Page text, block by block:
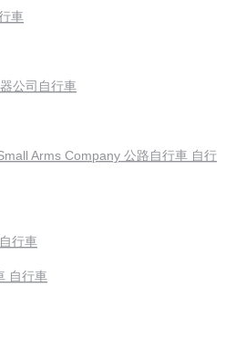
車
公司自行車
Arms Company 公路自行車 自行
行車
自行車